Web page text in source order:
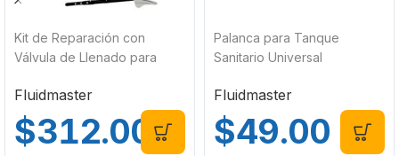
Kit de Reparación con
Válvula de Llenado para
Fluidmaster
$312.00
Palanca para Tanque
Sanitario Universal
Fluidmaster
$49.00